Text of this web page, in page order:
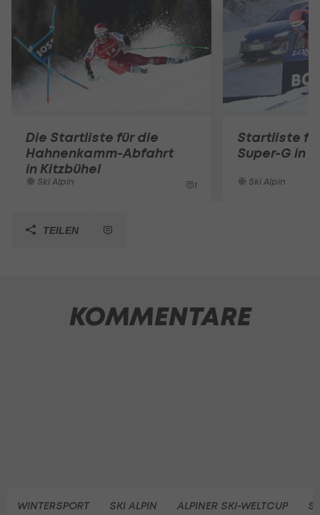
Die Startliste für die
Hahnenkamm-Abfahrt
in Kitzbühel
Ski Alpin 1
Startliste
Super-G in
Ski Alpin
TEILEN
KOMMENTARE
WINTERSPORT SKI ALPIN ALPINER SKI-WELTCUP